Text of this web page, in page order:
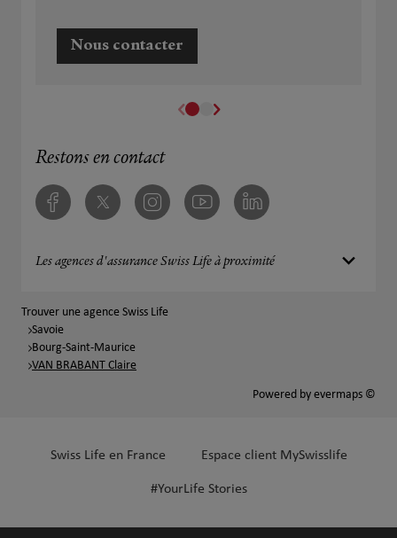
Nous contacter
Restons en contact
FacebookTwitter InstagramYoutube Linkedin
Les agences d'assurance Swiss Life à proximité
Trouver une agence Swiss Life
Savoie
Bourg-Saint-Maurice
VAN BRABANT Claire
Powered by evermaps ©
Swiss Life en France Espace client MySwisslife
#YourLife Stories